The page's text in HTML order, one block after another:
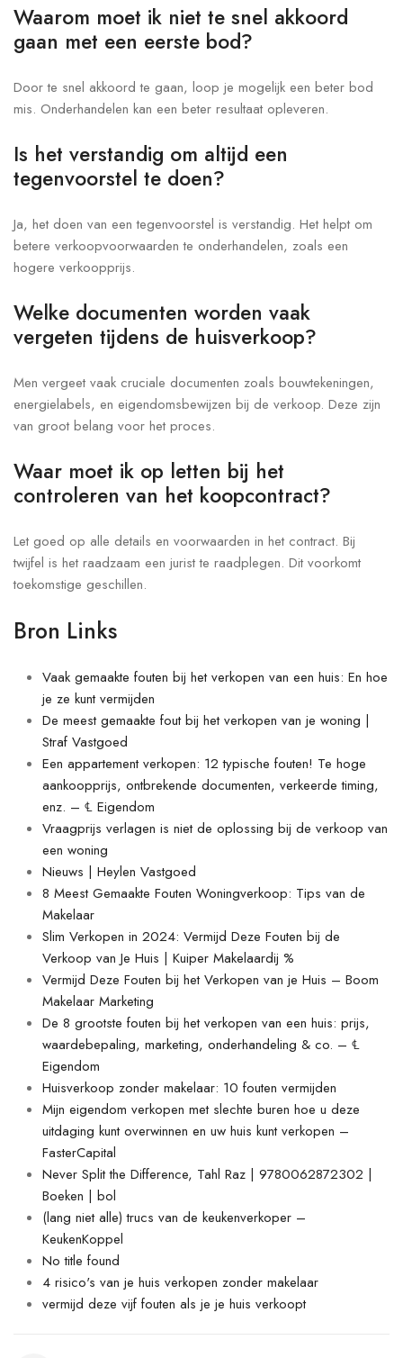
Waarom moet ik niet te snel akkoord
gaan met een eerste bod?
Door te snel akkoord te gaan, loop je mogelijk een beter bod
mis. Onderhandelen kan een beter resultaat opleveren.
Is het verstandig om altijd een
tegenvoorstel te doen?
Ja, het doen van een tegenvoorstel is verstandig. Het helpt om
betere verkoopvoorwaarden te onderhandelen, zoals een
hogere verkoopprijs.
Welke documenten worden vaak
vergeten tijdens de huisverkoop?
Men vergeet vaak cruciale documenten zoals bouwtekeningen,
energielabels, en eigendomsbewijzen bij de verkoop. Deze zijn
van groot belang voor het proces.
Waar moet ik op letten bij het
controleren van het koopcontract?
Let goed op alle details en voorwaarden in het contract. Bij
twijfel is het raadzaam een jurist te raadplegen. Dit voorkomt
toekomstige geschillen.
Bron Links
Vaak gemaakte fouten bij het verkopen van een huis: En hoe
je ze kunt vermijden
De meest gemaakte fout bij het verkopen van je woning |
Straf Vastgoed
Een appartement verkopen: 12 typische fouten! Te hoge
aankoopprijs, ontbrekende documenten, verkeerde timing,
enz. – ℄ Eigendom
Vraagprijs verlagen is niet de oplossing bij de verkoop van
een woning
Nieuws | Heylen Vastgoed
8 Meest Gemaakte Fouten Woningverkoop: Tips van de
Makelaar
Slim Verkopen in 2024: Vermijd Deze Fouten bij de
Verkoop van Je Huis | Kuiper Makelaardij %
Vermijd Deze Fouten bij het Verkopen van je Huis – Boom
Makelaar Marketing
De 8 grootste fouten bij het verkopen van een huis: prijs,
waardebepaling, marketing, onderhandeling & co. – ℄
Eigendom
Huisverkoop zonder makelaar: 10 fouten vermijden
Mijn eigendom verkopen met slechte buren hoe u deze
uitdaging kunt overwinnen en uw huis kunt verkopen –
FasterCapital
Never Split the Difference, Tahl Raz | 9780062872302 |
Boeken | bol
(lang niet alle) trucs van de keukenverkoper –
KeukenKoppel
No title found
4 risico's van je huis verkopen zonder makelaar
vermijd deze vijf fouten als je je huis verkoopt